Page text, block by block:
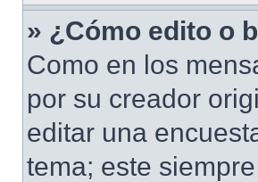
» ¿Cómo edito o
Como en los
por su creador
editar una
tema; este